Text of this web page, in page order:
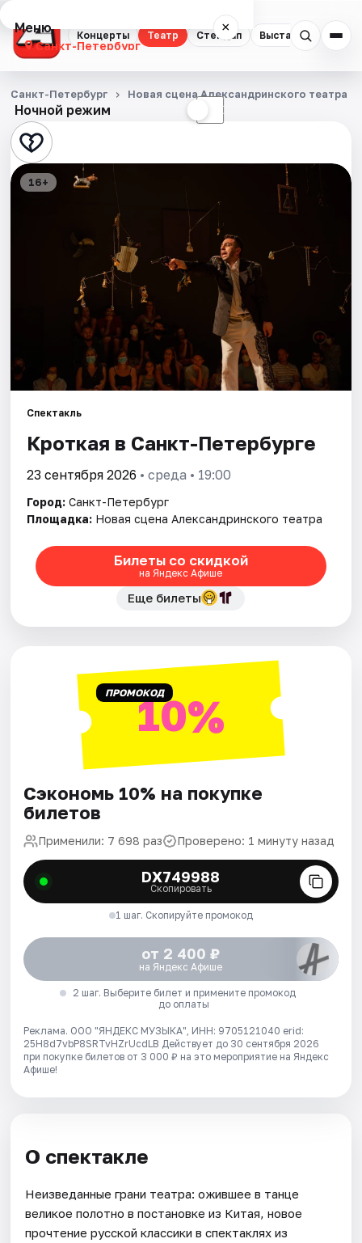
Концерты Театр Стендап Выставки
Меню ×
Санкт-Петербург
Концерты
Театр
Стендап
Экскурсии
Площадки
Артисты
Рейтинги
Ночной режим ☾
Санкт-Петербург Новая сцена Александринского театра
16+
Спектакль
Кроткая в Санкт-Петербурге
23 сентября 2026 • среда • 19:00
Город: Санкт-Петербург
Площадка: Новая сцена Александринского театра
Билеты со скидкой
на Яндекс Афише
Еще билеты
ПРОМОКОД10%
Сэкономь 10% на покупке
билетов
Применили: 7 698 раз Проверено: 1 минуту назад
DX749988
Скопировать
1 шаг. Скопируйте промокод
от 2 400 ₽
на Яндекс Афише
2 шаг. Выберите билет и примените промокод
до оплаты
Реклама. ООО "ЯНДЕКС МУЗЫКА", ИНН: 9705121040 erid:
25H8d7vbP8SRTvHZrUcdLB Действует до 30 сентября 2026
при покупке билетов от 3 000 ₽ на это мероприятие на Яндекс
Афише!
О спектакле
Неизведанные грани театра: ожившее в танце
великое полотно в постановке из Китая, новое
прочтение русской классики в спектаклях из